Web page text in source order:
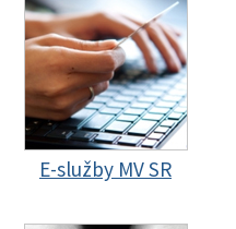
E-služby MV SR